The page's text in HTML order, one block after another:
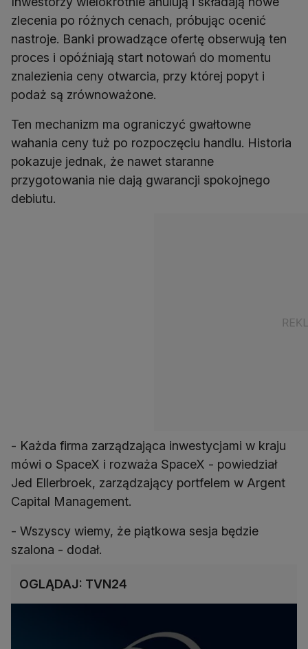
zlecenia po różnych cenach, próbując ocenić
nastroje. Banki prowadzące ofertę obserwują ten
proces i opóźniają start notowań do momentu
znalezienia ceny otwarcia, przy której popyt i
podaż są zrównoważone.
Ten mechanizm ma ograniczyć gwałtowne
wahania ceny tuż po rozpoczęciu handlu. Historia
pokazuje jednak, że nawet staranne
przygotowania nie dają gwarancji spokojnego
debiutu.
- Każda firma zarządzająca inwestycjami w kraju
mówi o SpaceX i rozważa SpaceX - powiedział
Jed Ellerbroek, zarządzający portfelem w Argent
Capital Management.
- Wszyscy wiemy, że piątkowa sesja będzie
szalona - dodał.
OGLĄDAJ: TVN24